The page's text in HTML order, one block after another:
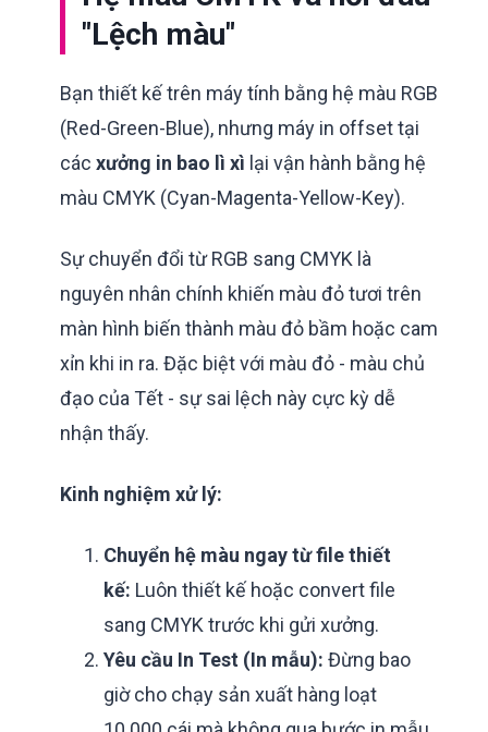
"Lệch màu"
Bạn thiết kế trên máy tính bằng hệ màu RGB
(Red-Green-Blue), nhưng máy in offset tại
các xưởng in bao lì xì lại vận hành bằng hệ
màu CMYK (Cyan-Magenta-Yellow-Key).
Sự chuyển đổi từ RGB sang CMYK là
nguyên nhân chính khiến màu đỏ tươi trên
màn hình biến thành màu đỏ bầm hoặc cam
xỉn khi in ra. Đặc biệt với màu đỏ - màu chủ
đạo của Tết - sự sai lệch này cực kỳ dễ
nhận thấy.
Kinh nghiệm xử lý:
Chuyển hệ màu ngay từ file thiết
kế: Luôn thiết kế hoặc convert file
sang CMYK trước khi gửi xưởng.
Yêu cầu In Test (In mẫu): Đừng bao
giờ cho chạy sản xuất hàng loạt